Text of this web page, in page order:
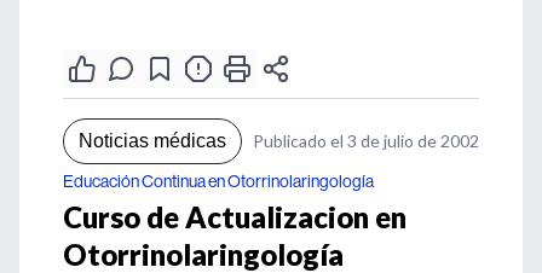
Noticias médicas Publicado el 3 de julio de 2002
Educación Continua en Otorrinolaringología
Curso de Actualizacion en
Otorrinolaringología